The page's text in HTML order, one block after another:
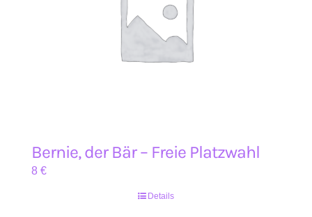
Bernie, der Bär – Freie Platzwahl
8 €
Details